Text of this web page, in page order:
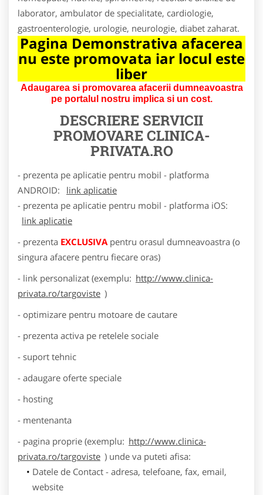
laborator, ambulator de specialitate, cardiologie,
gastroenterologie, urologie, neurologie, diabet zaharat.
Pagina Demonstrativa afacerea
nu este promovata iar locul este
liber
Adaugarea si promovarea afacerii dumneavoastra
pe portalul nostru implica si un cost.
DESCRIERE SERVICII
PROMOVARECLINICA-
PRIVATA.RO
- prezenta pe aplicatie pentru mobil - platforma
ANDROID:
link aplicatie
- prezenta pe aplicatie pentru mobil - platforma iOS:
link aplicatie
- prezenta EXCLUSIVA pentru orasul dumneavoastra (o
singura afacere pentru fiecare oras)
- link personalizat (exemplu: http://www.clinica-
privata.ro/targoviste )
- optimizare pentru motoare de cautare
- prezenta activa pe retelele sociale
- suport tehnic
- adaugare oferte speciale
- hosting
- mentenanta
- pagina proprie (exemplu: http://www.clinica-
privata.ro/targoviste ) unde va puteti afisa:
Datele de Contact - adresa, telefoane, fax, email,
website